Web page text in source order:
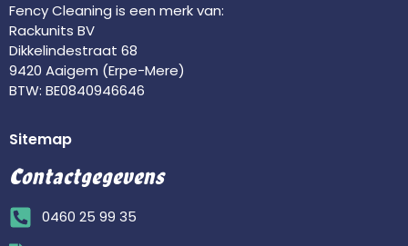
Fency Cleaning is een merk van:
Rackunits BV
Dikkelindestraat 68
9420 Aaigem (Erpe-Mere)
BTW: BE0840946646
Sitemap
Contactgegevens
0460 25 99 35